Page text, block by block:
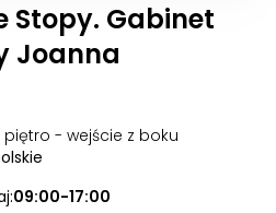
Stopy. Gabinet
Joanna
I piętro - wejście z boku
09:00-17:00